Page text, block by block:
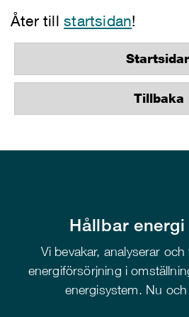
Åter tillstartsidan!
Tillbaka
Hållbar
Vi bevakar, analyserar
energiförsörjning i
energisystem. Nu